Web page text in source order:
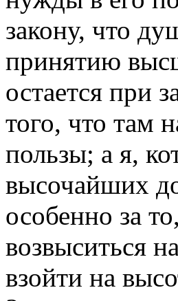
закону, что
принятию
остается при
того, что там
пользы; а я,
высочайших
особенно за
возвыситься
взойти на